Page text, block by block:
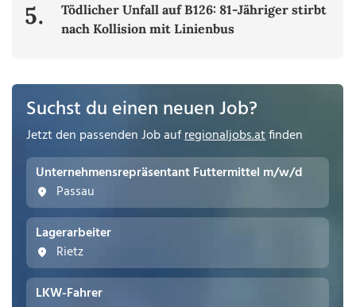
5.
Tödlicher Unfall auf B126: 81-Jähriger stirbt
nach Kollision mit Linienbus
Suchst du einen neuen Job?
Jetzt den passenden Job aufregionaljobs.atfinden
Unternehmensrepräsentant Futtermittel m/w/d
Passau
Lagerarbeiter
Rietz
LKW-Fahrer